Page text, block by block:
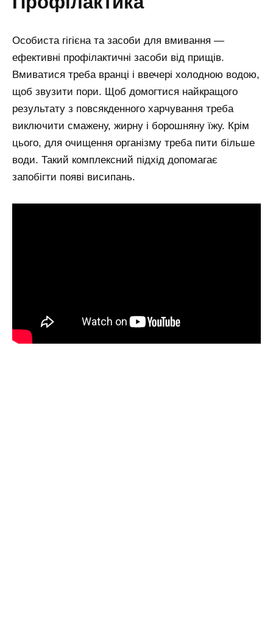
Особиста гігієна та засоби для вмивання —
ефективні профілактичні засоби від прищів.
Вмиватися треба вранці і ввечері холодною водою,
щоб звузити пори. Щоб домогтися найкращого
результату з повсякденного харчування треба
виключити смажену, жирну і борошняну їжу. Крім
цього, для очищення організму треба пити більше
води. Такий комплексний підхід допомагає
запобігти появі висипань.